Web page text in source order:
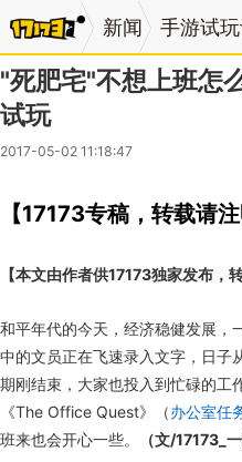
新闻 手游试玩
"死肥宅"不想上班怎
试玩
2017-05-02 11:18:47
【17173专稿，转载请注
【本文由作者供17173独家发布，
和平年代的今天，经济稳健发展，
中的文员正在飞速录入文字，日子
期刚结束，大家也投入到忙碌的工
《The Office Quest》（办公室任
班来也会开心一些。
（文/17173_